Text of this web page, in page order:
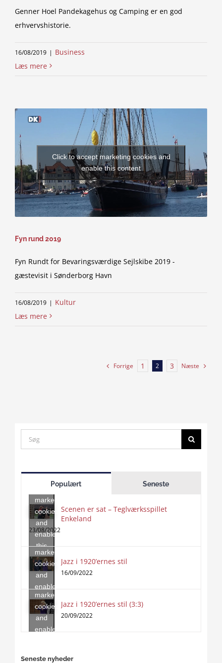
Genner Hoel Pandekagehus og Camping er en god
erhvervshistorie.
16/08/2019 | Business
Læs mere
Click to accept marketing cookies and
enable this content
Fyn rund 2019
Fyn Rundt for Bevaringsværdige Sejlskibe 2019 -
gæstevisit i Sønderborg Havn
16/08/2019 | Kultur
Læs mere
Forrige 1 2 3 Næste
Search
for:
Populært Seneste
accept
marketing
cookies
and
enable
this
content
Scenen er sat – Teglværksspillet
Enkeland
23/08/2022
Click
to
marketing
cookies
and
enable
this
content
Jazz i 1920’ernes stil
16/09/2022
Click
to
accept
marketing
cookies
and
enable
Jazz i 1920’ernes stil (3:3)
20/09/2022
Seneste nyheder